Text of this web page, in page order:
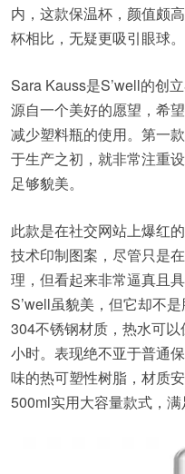
内，这款保温杯，颜值颇
杯相比，无疑更吸引眼球。
Sara Kauss是S’well的创
源自一个美好的愿望，希
减少塑料瓶的使用。第一
于生产之初，就非常注重
足够貌美。
此款是在社交网站上爆红
技术印制图案，尽管只是
理，但看起来非常逼真且
S’well虽貌美，但它却不
304不锈钢材质，热水可
小时。表现绝不亚于普通
味的热可塑性树脂，材质
500ml实用大容量款式，满